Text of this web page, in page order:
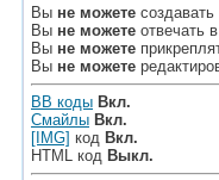
Вы не можете
Вы не можете отвечать
Вы не можете
Вы не можете
BB коды Вкл.
Смайлы Вкл.
[IMG] код Вкл.
HTML код Выкл.